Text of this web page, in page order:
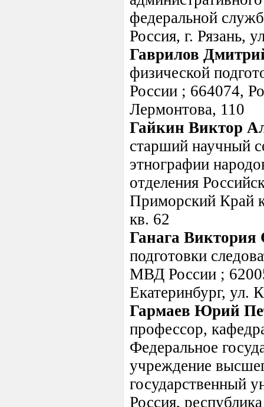
федеральной
Россия, г. Рязань,
Гаврилов
физической
России ; 664074,
Лермонтова, 110
Гайкин Виктор
старший научный
этнографии
отделения
Приморский Край
кв. 62
Ганага Виктория
подготовки
МВД России ;
Екатеринбург, ул.
Гармаев Юрий
профессор,
Федеральное
учреждение
государственный
Россия,